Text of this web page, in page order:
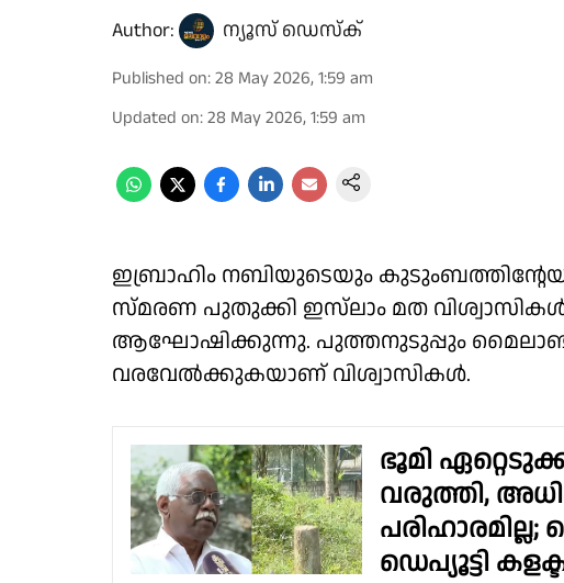
Author: ന്യൂസ് ഡെസ്ക്
Published on:28 May 2026, 1:59 am
Updated on:28 May 2026, 1:59 am
ഇബ്രാഹിം നബിയുടെയും കുടുംബത്തിൻ്റേയും
സ്മരണ പുതുക്കി ഇസ്‍ലാം മത
ആഘോഷിക്കുന്നു. പുത്തനുടുപ്പും
വരവേൽക്കുകയാണ് വിശ്വാസികൾ.
ഭൂമി
വരുത്തി,
ഡെപ്യൂട്ടി